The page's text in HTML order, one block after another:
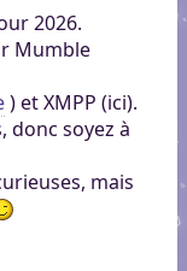
2026.
Mumble
) et XMPP (ici).
donc soyez à
mais